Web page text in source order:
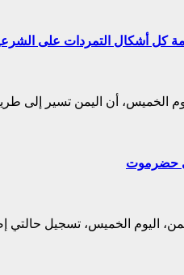
كل أشكال التمردات على
الخميس، أن اليمن تسير إلى
حضرموت
اليوم الخميس، تسجيل